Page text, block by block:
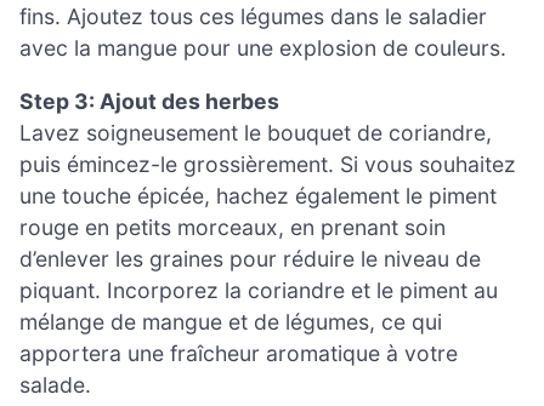
fins. Ajoutez tous ces légumes dans le saladier
avec la mangue pour une explosion de couleurs.
Step 3: Ajout des herbes
Lavez soigneusement le bouquet de coriandre,
puis émincez-le grossièrement. Si vous souhaitez
une touche épicée, hachez également le piment
rouge en petits morceaux, en prenant soin
d’enlever les graines pour réduire le niveau de
piquant. Incorporez la coriandre et le piment au
mélange de mangue et de légumes, ce qui
apportera une fraîcheur aromatique à votre
salade.